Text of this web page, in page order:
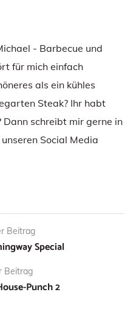
- Barbecue und
für mich einfach
als ein kühles
Steak? Ihr habt
Dann schreibt mir gerne in
Social Media
Beitrag
Special
Beitrag
Punch 2